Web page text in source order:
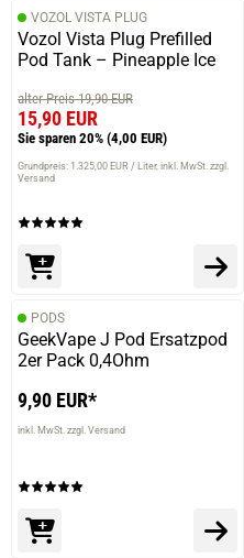
VOZOL VISTA PLUG
Vozol Vista Plug Prefilled
Pod Tank – Pineapple Ice
alter Preis 19,90 EUR
15,90 EUR
Sie sparen 20% (4,00 EUR)
Grundpreis: 1.325,00 EUR / Liter inkl. MwSt. zzgl.
Versand
PODS
GeekVape J Pod Ersatzpod
2er Pack 0,4Ohm
9,90 EUR*
inkl. MwSt. zzgl. Versand